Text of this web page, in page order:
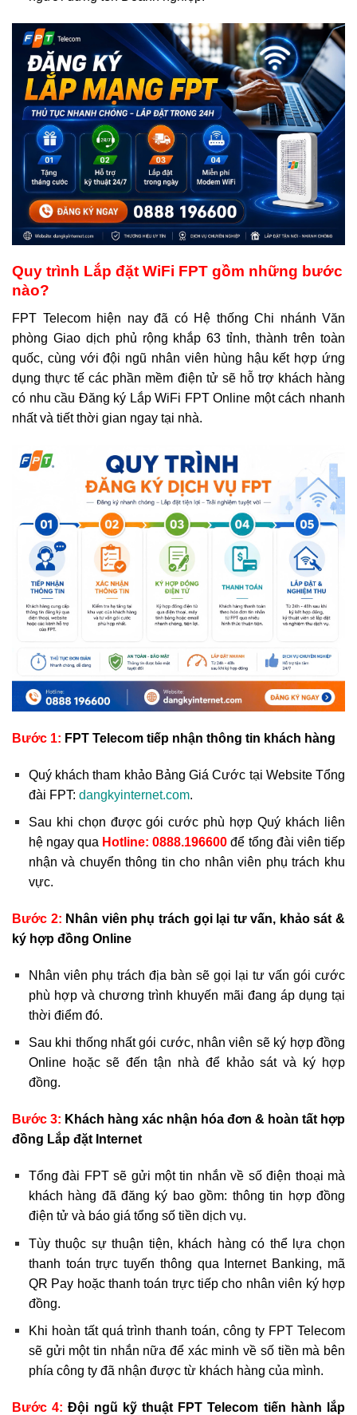
Quy trình Lắp đặt WiFi FPT gồm những bước
nào?
FPT Telecom hiện nay đã có Hệ thống Chi nhánh Văn
phòng Giao dịch phủ rộng khắp 63 tỉnh, thành trên toàn
quốc, cùng với đội ngũ nhân viên hùng hậu kết hợp ứng
dụng thực tế các phần mềm điện tử sẽ hỗ trợ khách hàng
có nhu cầu Đăng ký Lắp WiFi FPT Online một cách nhanh
nhất và tiết thời gian ngay tại nhà.
Bước 1: FPT Telecom tiếp nhận thông tin khách hàng
Quý khách tham khảo Bảng Giá Cước tại Website Tổng
đài FPT: dangkyinternet.com.
Sau khi chọn được gói cước phù hợp Quý khách liên
hệ ngay qua Hotline:0888.196600 để tổng đài viên tiếp
nhận và chuyển thông tin cho nhân viên phụ trách khu
vực.
Bước 2: Nhân viên phụ trách gọi lại tư vấn, khảo sát &
ký hợp đồng Online
Nhân viên phụ trách địa bàn sẽ gọi lại tư vấn gói cước
phù hợp và chương trình khuyến mãi đang áp dụng tại
thời điểm đó.
Sau khi thống nhất gói cước, nhân viên sẽ ký hợp đồng
Online hoặc sẽ đến tận nhà để khảo sát và ký hợp
đồng.
Bước 3: Khách hàng xác nhận hóa đơn & hoàn tất hợp
đồng Lắp đặt Internet
Tổng đài FPT sẽ gửi một tin nhắn về số điện thoại mà
khách hàng đã đăng ký bao gồm: thông tin hợp đồng
điện tử và báo giá tổng số tiền dịch vụ.
Tùy thuộc sự thuận tiện, khách hàng có thể lựa chọn
thanh toán trực tuyến thông qua Internet Banking, mã
QR Pay hoặc thanh toán trực tiếp cho nhân viên ký hợp
đồng.
Khi hoàn tất quá trình thanh toán, công ty FPT Telecom
sẽ gửi một tin nhắn nữa để xác minh về số tiền mà bên
phía công ty đã nhận được từ khách hàng của mình.
Bước 4: Đội ngũ kỹ thuật FPT Telecom tiến hành lắp